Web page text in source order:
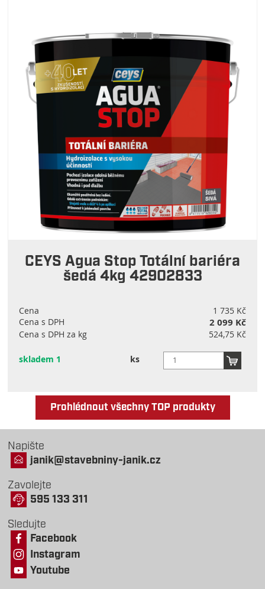
CEYS Agua Stop Totální bariéra
šedá 4kg 42902833
Cena
1 735 Kč
Cena s DPH
2 099 Kč
Cena s DPH za kg 524,75 Kč
skladem 1 ks
Prohlédnout všechny TOP produkty
Napište
janik@stavebniny-janik.cz
Zavolejte
595 133 311
Sledujte
Facebook
Instagram
Youtube